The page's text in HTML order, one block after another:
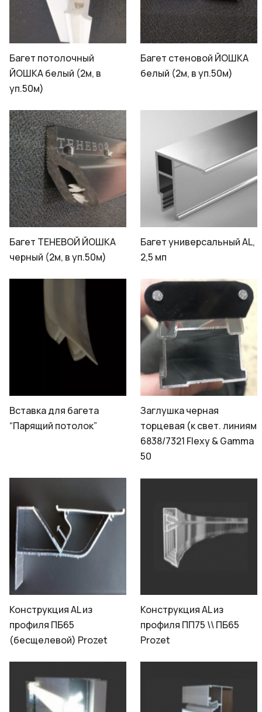
Багет потолочный
ЙОШКА белый (2м, в
уп.50м)
Багет стеновой ЙОШКА
белый (2м, в уп.50м)
Багет ТЕНЕВОЙ ЙОШКА
черный (2м, в уп.50м)
Багет универсальный AL,
2,5 мп
Вставка для багета
“Парящий потолок”
Заглушка черная
торцевая (к свет. линиям
6838/7321 Flexy & Gamma
50
Конструкция AL из
профиля ПБ65
(бесщелевой) Prozet
Конструкция AL из
профиля ПП75 \\ ПБ65
Prozet